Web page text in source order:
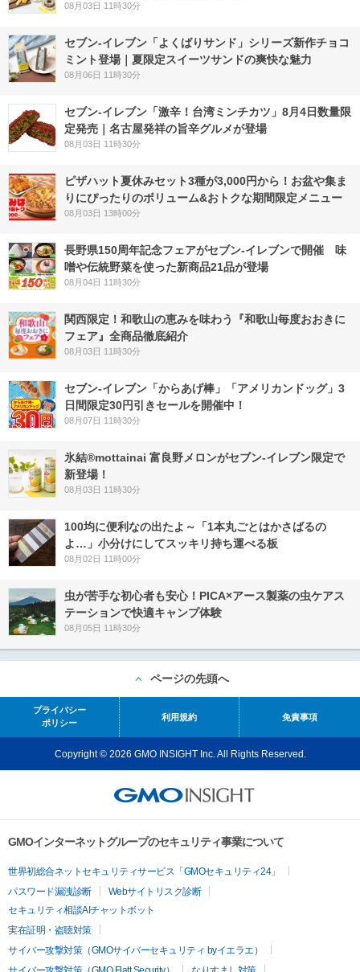
08月03日 11時30分
セブン‐イレブン「よくばりサンド」シリーズ新作チョコ
ミント登場｜夏限定スイーツサンドの爽快な魅力
08月06日 11時30分
セブン-イレブン「激辛！台湾ミンチカツ」8月4日数量限
定発売｜名古屋発祥の旨辛グルメが登場
08月03日 11時30分
ピザハット夏休みセット3種が3,000円から！お盆や集ま
りにぴったりのボリューム&おトクな期間限定メニュー
08月03日 13時00分
長野県150周年記念フェアがセブン-イレブンで開催 味
噌や伝統野菜を使った新商品21品が登場
08月04日 11時30分
関西限定！和歌山の恵みを味わう『和歌山毎度おおきに
フェア』全商品徹底紹介
08月03日 11時30分
セブン‐イレブン「からあげ棒」「アメリカンドッグ」3
日間限定30円引きセールを開催中！
08月07日 11時30分
氷結®mottainai 富良野メロンがセブン‐イレブン限定で
新登場！
08月03日 11時30分
100均に便利なの出たよ～「1本丸ごとはかさばるの
よ…」小分けにしてスッキリ持ち運べる板
08月02日 11時00分
虫が苦手な初心者も安心！PICA×アース製薬の虫ケアス
テーションで快適キャンプ体験
08月05日 11時30分
ページの先頭へ
プライバシー
ポリシー
利用規約 免責事項
Copyright © 2026 GMO INSIGHT Inc. All Rights Reserved.
GMOインターネットグループのセキュリティ事業について
世界初総合ネットセキュリティサービス「GMOセキュリティ24」
パスワード漏洩診断
Webサイトリスク診断
セキュリティ相談AIチャットボット
実在証明・盗聴対策
サイバー攻撃対策（GMOサイバーセキュリティ byイエラエ）